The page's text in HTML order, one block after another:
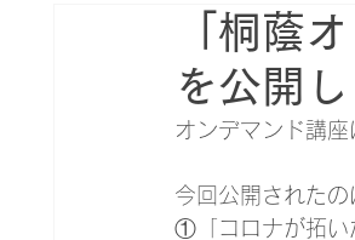
「桐蔭
を公開し
オンデマンド講座
今回公開されたの
①「コロナが拓い